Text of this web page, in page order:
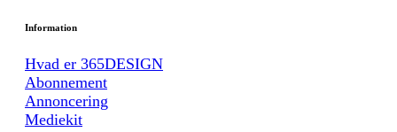
Information
Hvad er 365DESIGN
Abonnement
Annoncering
Mediekit